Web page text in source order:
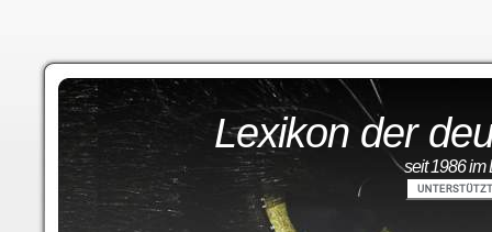
Lexikon der
seit 1986 im